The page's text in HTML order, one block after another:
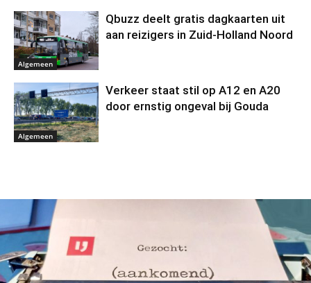
Algemeen
Qbuzz deelt gratis dagkaarten uit
aan reizigers in Zuid-Holland Noord
Algemeen
Verkeer staat stil op A12 en A20
door ernstig ongeval bij Gouda